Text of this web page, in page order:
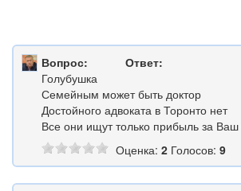
Вопрос:
Ответ:
Голубушка
Семейным может быть доктор
Достойного адвоката в Торонто нет
Все они ищут только прибыль за Ваш
Оценка: 2 Голосов: 9